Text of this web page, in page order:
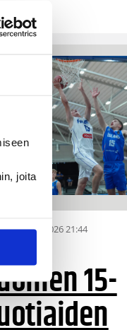
joita
06.08.2026 21:44
15-